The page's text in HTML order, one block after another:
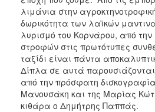
λιμάνια στην
δωρικότητα των λαϊκών
λυρισμό του Κορνάρου, από
στροφών στις πρωτότυπες
ταξίδι είναι πάντα
Δίπλα σε αυτά
από την πρόσφατη
Μανουσάκη και της Μαρίας
κιθάρα ο Δημήτρης Παππάς.